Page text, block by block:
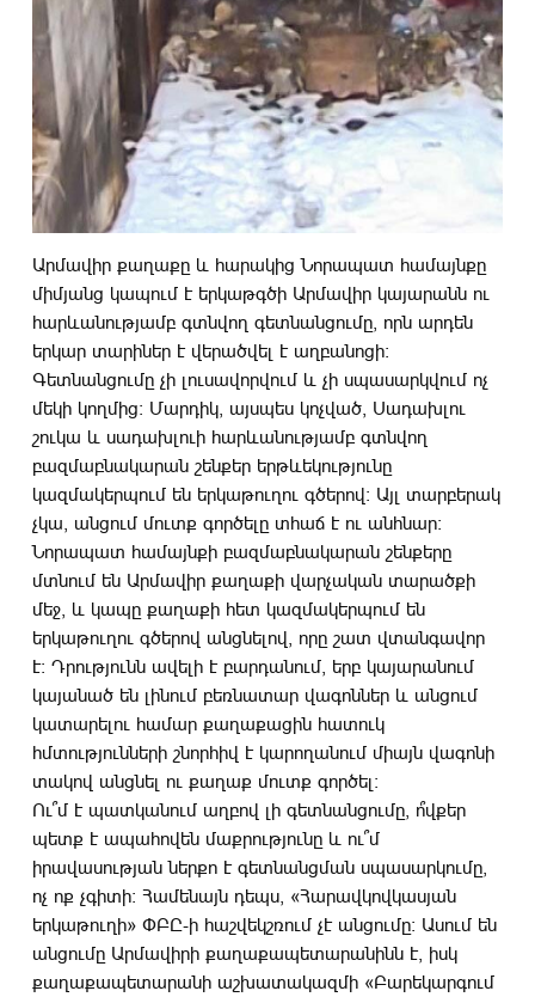
Արմավիր քաղաքը և հարակից Նորապատ համայնքը
միմյանց կապում է երկաթգծի Արմավիր կայարանն ու
հարևանությամբ գտնվող գետնանցումը, որն արդեն
երկար տարիներ է վերածվել է աղբանոցի:
Գետնանցումը չի լուսավորվում և չի սպասարկվում ոչ
մեկի կողմից: Մարդիկ, այսպես կոչված, Սադախլու
շուկա և սադախլուի հարևանությամբ գտնվող
բազմաբնակարան շենքեր երթևեկությունը
կազմակերպում են երկաթուղու գծերով: Այլ տարբերակ
չկա, անցում մուտք գործելը տհաճ է ու անհնար:
Նորապատ համայնքի բազմաբնակարան շենքերը
մտնում են Արմավիր քաղաքի վարչական տարածքի
մեջ, և կապը քաղաքի հետ կազմակերպում են
երկաթուղու գծերով անցնելով, որը շատ վտանգավոր
է: Դրությունն ավելի է բարդանում, երբ կայարանում
կայանած են լինում բեռնատար վագոններ և անցում
կատարելու համար քաղաքացին հատուկ
հմտությունների շնորհիվ է կարողանում միայն վագոնի
տակով անցնել ու քաղաք մուտք գործել:
Ու՞մ է պատկանում աղբով լի գետնանցումը, ո՞վքեր
պետք է ապահովեն մաքրությունը և ու՞մ
իրավասության ներքո է գետնանցման սպասարկումը,
ոչ ոք չգիտի: Համենայն դեպս, «Հարավկովկասյան
երկաթուղի» ՓԲԸ-ի հաշվեկշռում չէ անցումը: Ասում են
անցումը Արմավիրի քաղաքապետարանինն է, իսկ
քաղաքապետարանի աշխատակազմի «Բարեկարգում